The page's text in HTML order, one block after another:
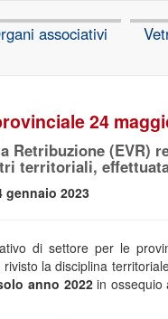
associativi
24
Retribuzione
territoriali,
gennaio 2023
di settore per le
la disciplina
anno 2022in ossequio